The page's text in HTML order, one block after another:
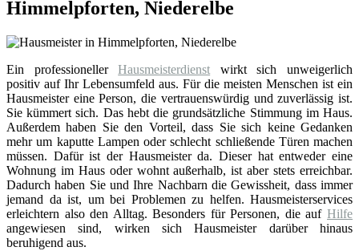
Himmelpforten, Niederelbe
Ein professionellerHausmeisterdienst wirkt sich unweigerlich
positiv auf Ihr Lebensumfeld aus. Für die meisten Menschen ist ein
Hausmeister eine Person, die vertrauenswürdig und zuverlässig ist.
Sie kümmert sich. Das hebt die grundsätzliche Stimmung im Haus.
Außerdem haben Sie den Vorteil, dass Sie sich keine Gedanken
mehr um kaputte Lampen oder schlecht schließende Türen machen
müssen. Dafür ist der Hausmeister da. Dieser hat entweder eine
Wohnung im Haus oder wohnt außerhalb, ist aber stets erreichbar.
Dadurch haben Sie und Ihre Nachbarn die Gewissheit, dass immer
jemand da ist, um bei Problemen zu helfen. Hausmeisterservices
erleichtern also den Alltag. Besonders für Personen, die auf Hilfe
angewiesen sind, wirken sich Hausmeister darüber hinaus
beruhigend aus.